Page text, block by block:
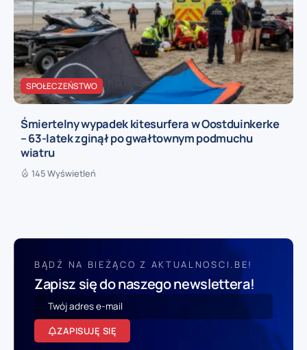
SPOŁECZEŃSTWO
Śmiertelny wypadek kitesurfera w Oostduinkerke
– 63-latek zginął po gwałtownym podmuchu
wiatru
145 Wyświetleń
BĄDŹ NA BIEŻĄCO Z AKTUALNOSCI.BE!
Zapisz się do naszego newslettera!
ZAPISUJĘ SIĘ